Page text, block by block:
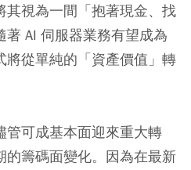
其視為一間「抱著現金、找
AI 伺服器業務有望成為
將從單純的「資產價值」轉
管可成基本面迎來重大轉
的籌碼面變化。因為在最新